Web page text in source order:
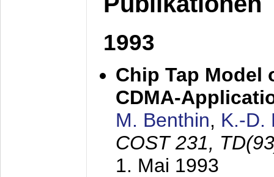
1993
Chip Tap Model
CDMA-
M. Benthin, K.-D.
COST 231,
1. Mai 1993